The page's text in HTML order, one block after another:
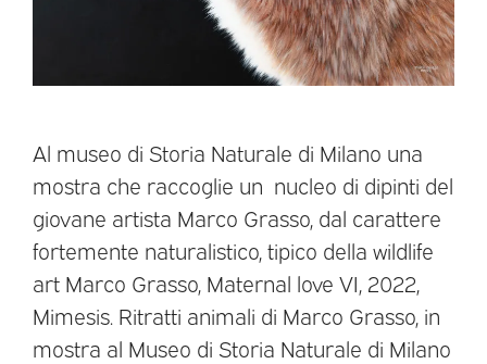
Al museo di Storia Naturale di Milano una
mostra che raccoglie un nucleo di dipinti del
giovane artista Marco Grasso, dal carattere
fortemente naturalistico, tipico della wildlife
art Marco Grasso, Maternal love VI, 2022,
Mimesis. Ritratti animali di Marco Grasso, in
mostra al Museo di Storia Naturale di Milano